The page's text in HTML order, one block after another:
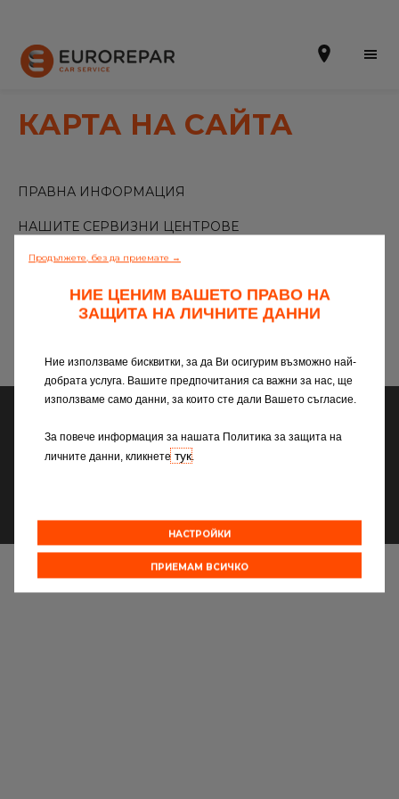
Запазете час
ЗА НАС
УСЛУГИ
ГАМА РЕЗЕРВНИ ЧАСТИ
ОБСЛУЖВАНЕ НА КЛИЕНТИ
Присъединете се към мрежата
КАРТА НА САЙТА
ПРАВНА ИНФОРМАЦИЯ
НАШИТЕ СЕРВИЗНИ ЦЕНТРОВЕ
НОВИНИ
КАКВО ПРЕДСТАВЛЯВА EUROREPAR CAR SERVICE?
ОБСЛУЖВАНЕ НА КЛИЕНТИ
ПРАВНА ИНФОРМАЦИЯ
Продължете, без да приемате →
НИЕ ЦЕНИМ ВАШЕТО ПРАВО НА
ЗАЩИТА НА ЛИЧНИТЕ ДАННИ
Ние използваме бисквитки, за да Ви осигурим възможно най-
добрата услуга. Вашите предпочитания са важни за нас, ще
използваме само данни, за които сте дали Вашето съгласие.
За повече информация за нашата Политика за защита на
личните данни, кликнете тук.
НАСТРОЙКИ
ПРИЕМАМ ВСИЧКО